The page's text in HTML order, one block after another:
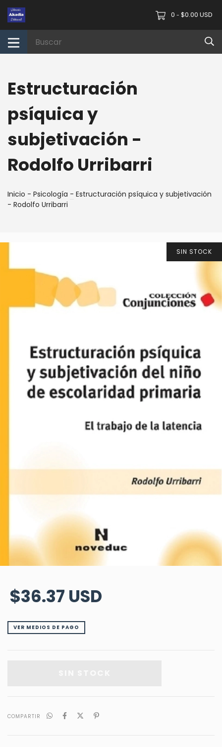
0 - $0.00 USD
Estructuración
psíquica y
subjetivación -
Rodolfo Urribarri
Inicio - Psicología - Estructuración psíquica y subjetivación
- Rodolfo Urribarri
SIN STOCK
$36.37 USD
VER MEDIOS DE PAGO
COMPARTIR